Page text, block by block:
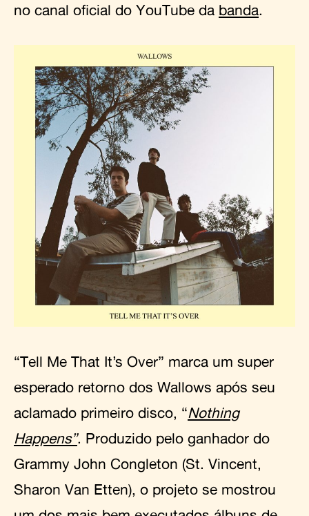
no canal oficial do YouTube da banda.
“Tell Me That It’s Over” marca um super
esperado retorno dos Wallows após seu
aclamado primeiro disco, “Nothing
Happens”. Produzido pelo ganhador do
Grammy John Congleton (St. Vincent,
Sharon Van Etten), o projeto se mostrou